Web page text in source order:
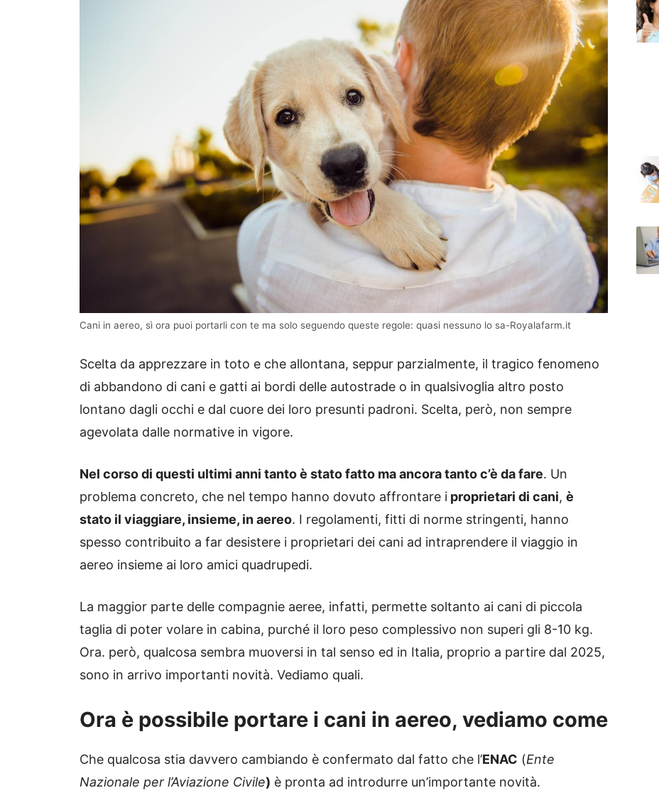
Cani in aereo, sì ora puoi portarli con te ma solo seguendo queste regole: quasi nessuno lo sa-Royalafarm.it
Scelta da apprezzare in toto e che allontana, seppur parzialmente, il tragico fenomeno
di abbandono di cani e gatti ai bordi delle autostrade o in qualsivoglia altro posto
lontano dagli occhi e dal cuore dei loro presunti padroni. Scelta, però, non sempre
agevolata dalle normative in vigore.
Nel corso di questi ultimi anni tanto è stato fatto ma ancora tanto c’è da fare. Un
problema concreto, che nel tempo hanno dovuto affrontare i proprietari di cani, è
stato il viaggiare, insieme, in aereo. I regolamenti, fitti di norme stringenti, hanno
spesso contribuito a far desistere i proprietari dei cani ad intraprendere il viaggio in
aereo insieme ai loro amici quadrupedi.
La maggior parte delle compagnie aeree, infatti, permette soltanto ai cani di piccola
taglia di poter volare in cabina, purché il loro peso complessivo non superi gli 8-10 kg.
Ora. però, qualcosa sembra muoversi in tal senso ed in Italia, proprio a partire dal 2025,
sono in arrivo importanti novità. Vediamo quali.
Ora è possibile portare i cani in aereo, vediamo come
Che qualcosa stia davvero cambiando è confermato dal fatto che l’ENAC (Ente
Nazionale per l’Aviazione Civile) è pronta ad introdurre un’importante novità.